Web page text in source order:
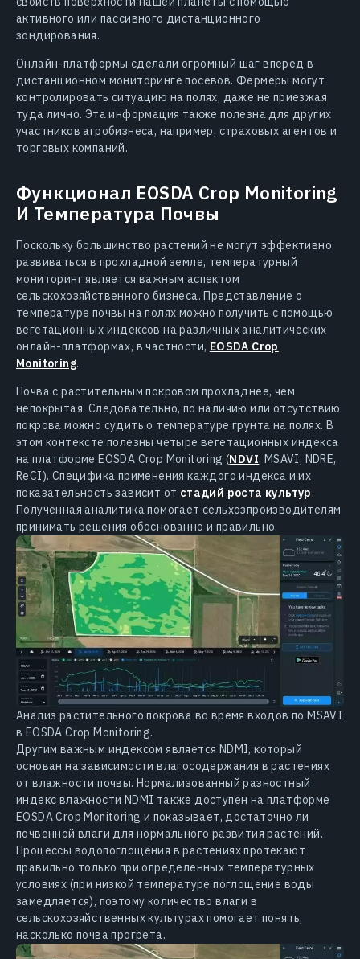
активного или пассивного дистанционного
зондирования.
Онлайн-платформы сделали огромный шаг вперед в
дистанционном мониторинге посевов. Фермеры могут
контролировать ситуацию на полях, даже не приезжая
туда лично. Эта информация также полезна для других
участников агробизнеса, например, страховых агентов и
торговых компаний.
Функционал EOSDA Crop Monitoring
И Температура Почвы
Поскольку большинство растений не могут эффективно
развиваться в прохладной земле, температурный
мониторинг является важным аспектом
сельскохозяйственного бизнеса. Представление о
температуре почвы на полях можно получить с помощью
вегетационных индексов на различных аналитических
онлайн-платформах, в частности, EOSDA Crop
Monitoring.
Почва с растительным покровом прохладнее, чем
непокрытая. Следовательно, по наличию или отсутствию
покрова можно судить о температуре грунта на полях. В
этом контексте полезны четыре вегетационных индекса
на платформе EOSDA Crop Monitoring (NDVI, MSAVI, NDRE,
ReCI). Специфика применения каждого индекса и их
показательность зависит от стадий роста культур.
Полученная аналитика помогает сельхозпроизводителям
принимать решения обоснованно и правильно.
Анализ растительного покрова во время входов по MSAVI
в EOSDA Crop Monitoring.
Другим важным индексом является NDMI, который
основан на зависимости влагосодержания в растениях
от влажности почвы. Нормализованный разностный
индекс влажности NDMI также доступен на платформе
EOSDA Crop Monitoring и показывает, достаточно ли
почвенной влаги для нормального развития растений.
Процессы водопоглощения в растениях протекают
правильно только при определенных температурных
условиях (при низкой температуре поглощение воды
замедляется), поэтому количество влаги в
сельскохозяйственных культурах помогает понять,
насколько почва прогрета.